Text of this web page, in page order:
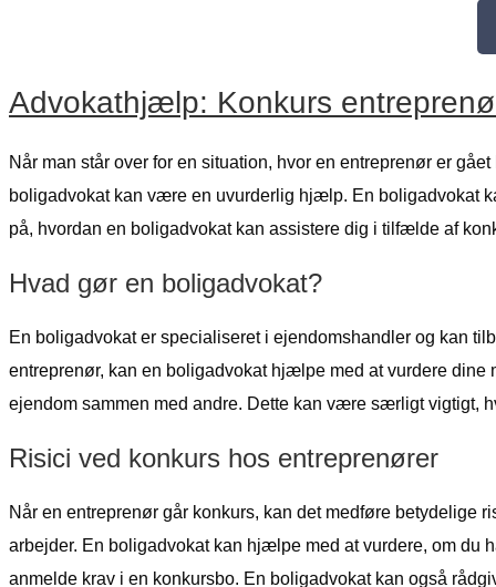
Advokathjælp: Konkurs
Når man står over for en situation, hvor en entreprenør er
boligadvokat kan være en uvurderlig hjælp. En boligadvokat
på, hvordan en boligadvokat kan assistere dig i tilfælde af
Hvad gør en boligadvokat?
En boligadvokat er specialiseret i ejendomshandler og kan
entreprenør, kan en boligadvokat hjælpe med at vurdere
ejendom sammen med andre. Dette kan være særligt vigtigt,
Risici ved konkurs hos entreprenører
Når en entreprenør går konkurs, kan det medføre betydelige
arbejder. En boligadvokat kan hjælpe med at vurdere, om du
anmelde krav i en konkursbo. En boligadvokat kan også